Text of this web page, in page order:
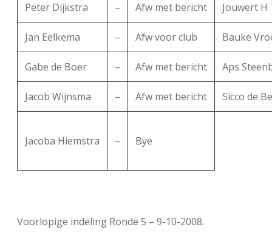
Peter Dijkstra – Afw met bericht Jouwert
Jan Eelkema – Afw voor club Bauke
Gabe de Boer – Afw met bericht Aps
Jacob Wijnsma – Afw met bericht Sicco de
Jacoba Hiemstra – Bye
Voorlopige indeling Ronde 5 – 9-10-2008.